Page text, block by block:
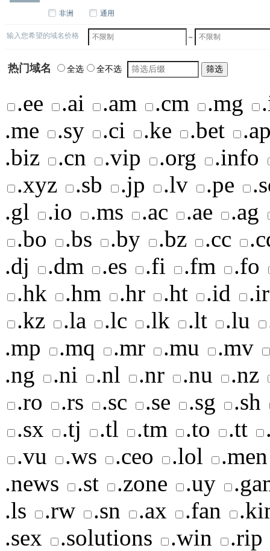
非洲 通用
输入您希望的域名价格 ~
热门域名 全选 全不选
.ee .ai .am .cm .mg
.me
.sy .ci .ke .bet
.biz
.cn .vip .org
.info
.xyz
.sb .jp .lv .pe
.gl
.io .ms .ac .ae
.ag
.bo
.bs .by .bz .cc
.dj
.dm .es .fi .fm
.fo
.hk
.hm .hr .ht .id
.ir
.kz
.la .lc .lk .lt .lu
.mp
.mq .mr .mu
.mv
.ng
.ni .nl .nr .nu
.nz
.ro
.rs .sc .se .sg
.sh
.sx
.tj .tl .tm .to .tt
.vu
.ws .ceo .lol
.men
.news
.st .zone .uy
.ls
.rw .sn .ax .fan
.sex
.solutions .win
.rip